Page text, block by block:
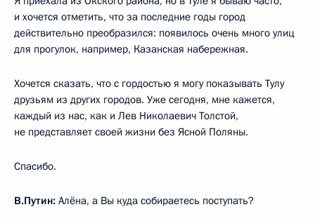
и хочется отметить, что за последние годы город
действительно преобразился: появилось очень много улиц
для прогулок, например, Казанская набережная.
Хочется сказать, что с гордостью я могу показывать Тулу
друзьям из других городов. Уже сегодня, мне кажется,
каждый из нас, как и Лев Николаевич Толстой,
не представляет своей жизни без Ясной Поляны.
Спасибо.
В.Путин: Алёна, а Вы куда собираетесь поступать?